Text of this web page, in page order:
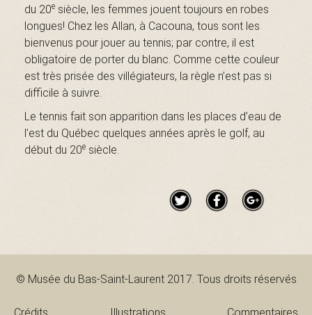
S
du 20e siècle, les femmes jouent toujours en robes
longues! Chez les Allan, à Cacouna, tous sont les
bienvenus pour jouer au tennis; par contre, il est
obligatoire de porter du blanc. Comme cette couleur
est très prisée des villégiateurs, la règle n’est pas si
difficile à suivre.
Le tennis fait son apparition dans les places d’eau de
l’est du Québec quelques années après le golf, au
début du 20e siècle.
© Musée du Bas-Saint-Laurent 2017. Tous droits réservés